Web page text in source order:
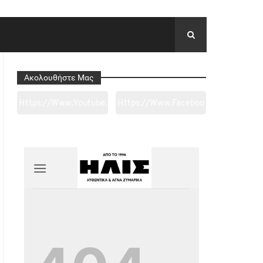
Ακολουθήστε Μας
2ge3sheyTkgpAkeBan
Ref=pages_you_mana